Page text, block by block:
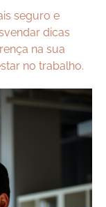
seguro e
dicas
na sua
no trabalho.